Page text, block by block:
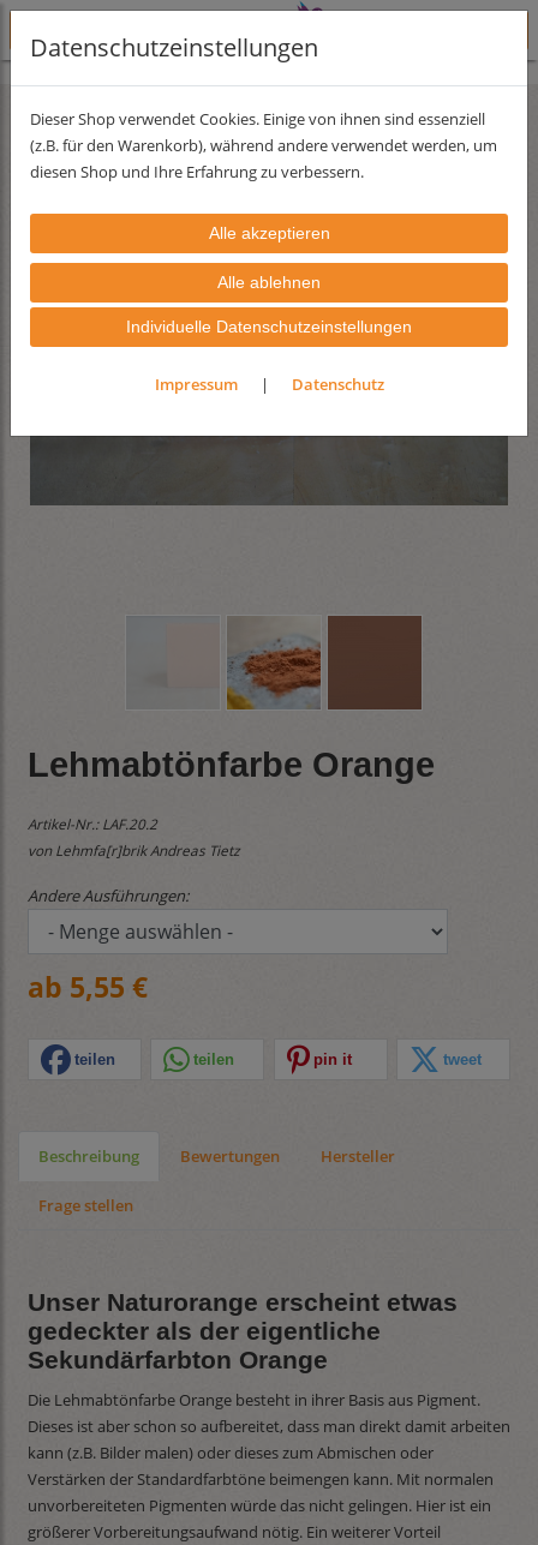
Lehmfarben Lehmabtönfarben
Lehmabtönfarbe Orange
Artikel-Nr.:LAF.20.2
von Lehmfa[r]brik Andreas Tietz
Andere Ausführungen:
ab 5,55 €
teilen teilen pin it tweet
Beschreibung Bewertungen Hersteller
Frage stellen
Unser Naturorange erscheint etwas
gedeckter als der eigentliche
Sekundärfarbton Orange
Die Lehmabtönfarbe Orange besteht in ihrer Basis aus Pigment.
Dieses ist aber schon so aufbereitet, dass man direkt damit arbeiten
kann (z.B. Bilder malen) oder dieses zum Abmischen oder
Verstärken der Standardfarbtöne beimengen kann. Mit normalen
unvorbereiteten Pigmenten würde das nicht gelingen. Hier ist ein
größerer Vorbereitungsaufwand nötig. Ein weiterer Vorteil
Datenschutzeinstellungen
Dieser Shop verwendet Cookies. Einige von ihnen sind essenziell
(z.B. für den Warenkorb), während andere verwendet werden, um
diesen Shop und Ihre Erfahrung zu verbessern.
Individuelle Datenschutzeinstellungen
Impressum | Datenschutz